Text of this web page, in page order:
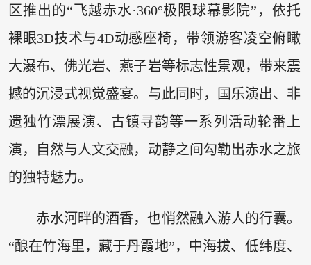
区推出的“飞越赤水·360°极限球幕影院”，依托
裸眼3D技术与4D动感座椅，带领游客凌空俯瞰
大瀑布、佛光岩、燕子岩等标志性景观，带来震
撼的沉浸式视觉盛宴。与此同时，国乐演出、非
遗独竹漂展演、古镇寻韵等一系列活动轮番上
演，自然与人文交融，动静之间勾勒出赤水之旅
的独特魅力。
赤水河畔的酒香，也悄然融入游人的行囊。
“酿在竹海里，藏于丹霞地”，中海拔、低纬度、